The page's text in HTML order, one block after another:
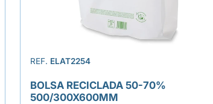
REF. ELAT2254
BOLSA RECICLADA 50-70%
500/300X600MM